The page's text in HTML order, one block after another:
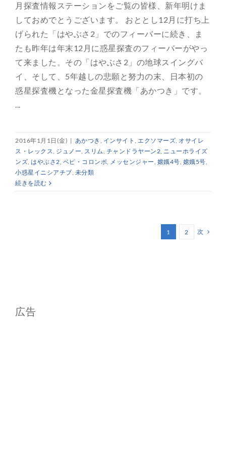
月探査情報ステーションをご覧の皆様、新年明けま
しておめでとうございます。 おととし12月に打ち上
げられた「はやぶさ2」でのフィーバーに続き、ま
たも昨年は年末12月に惑星探査のフィーバーがやっ
て来ました。その「はやぶさ2」の地球スイングバ
イ、そして、5年越しの悲願と努力の末、日本初の
惑星探査機となった金星探査機「あかつき」です。
...
2016年1月1日(金) | あかつき , インサイト , エクソマーズ, オサイレ
ス・レックス, ジュノー, スリム, チャンドラヤーン2, ニューホライズ
ンズ, はやぶさ2, ベピ・コロンボ, メッセンジャー, 嫦娥4号, 嫦娥5号,
小惑星イニシアチブ, 未分類
続きを読む
1 2 次
広告